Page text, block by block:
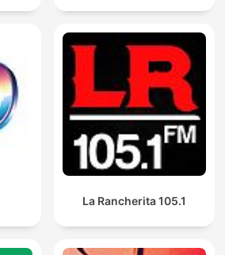
La Rancherita 105.1